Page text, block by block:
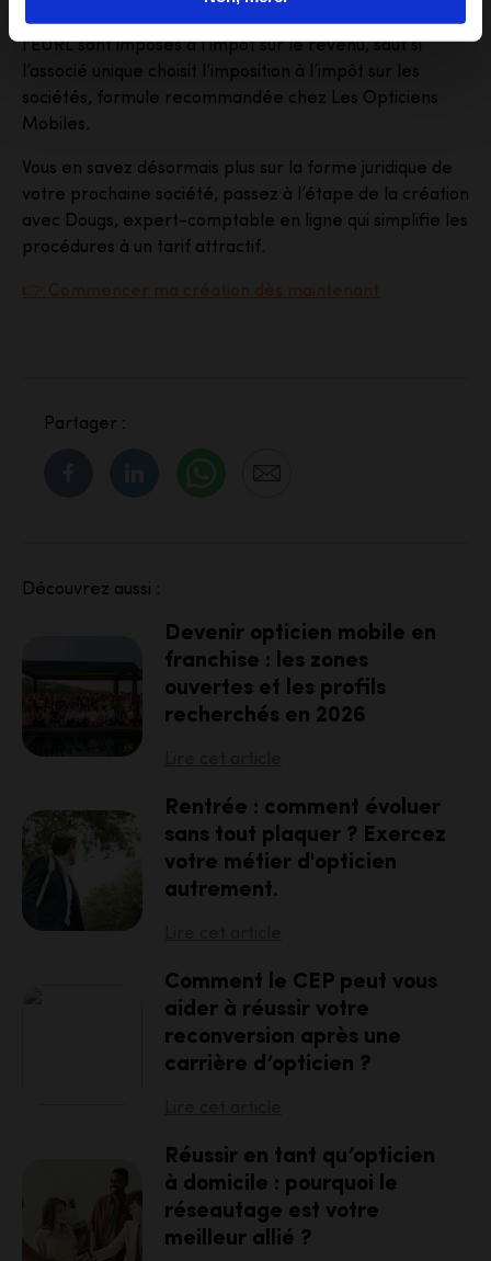
seul sauf s’il n’est pas le gérant. Les bénéfices de
l’EURL sont imposés à l’impôt sur le revenu, sauf si
l’associé unique choisit l’imposition à l’impôt sur les
sociétés, formule recommandée chez Les Opticiens
Mobiles.
Vous en savez désormais plus sur la forme juridique de
votre prochaine société, passez à l’étape de la création
avec Dougs, expert-comptable en ligne qui simplifie les
procédures à un tarif attractif.
👉 Commencer ma création dès maintenant
Partager :
Découvrez aussi :
Devenir opticien mobile en
franchise : les zones
ouvertes et les profils
recherchés en 2026
Rentrée : comment évoluer
sans tout plaquer ? Exercez
votre métier d'opticien
autrement.
Comment le CEP peut vous
aider à réussir votre
reconversion après une
carrière d’opticien ?
Réussir en tant qu’opticien
à domicile : pourquoi le
réseautage est votre
meilleur allié ?